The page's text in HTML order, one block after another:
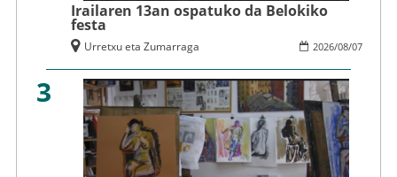
Irailaren 13an ospatuko da Belokiko
festa
2026/08/07
Urretxu eta Zumarraga
3